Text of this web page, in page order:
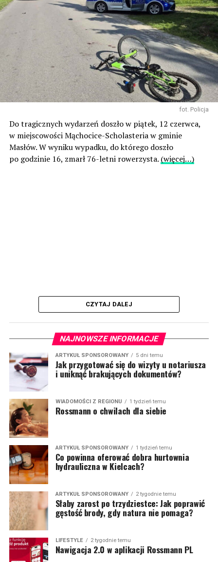
fot. Policja
Do tragicznych wydarzeń doszło w piątek, 12 czerwca,
w miejscowości Mąchocice-Scholasteria w gminie
Masłów. W wyniku wypadku, do którego doszło
po godzinie 16, zmarł 76-letni rowerzysta. (więcej…)
CZYTAJ DALEJ
NAJNOWSZE INFORMACJE
ARTYKUŁ SPONSOROWANY 5 dni temu
Jak przygotować się do wizyty u notariusza
i uniknąć brakujących dokumentów?
WIADOMOŚCI Z REGIONU 1 tydzień temu
Rossmann o chwilach dla siebie
ARTYKUŁ SPONSOROWANY 1 tydzień temu
Co powinna oferować dobra hurtownia
hydrauliczna w Kielcach?
ARTYKUŁ SPONSOROWANY 2 tygodnie temu
Słaby zarost po trzydziestce: Jak poprawić
gęstość brody, gdy natura nie pomaga?
LIFESTYLE 2 tygodnie temu
Nawigacja 2.0 w aplikacji Rossmann PL